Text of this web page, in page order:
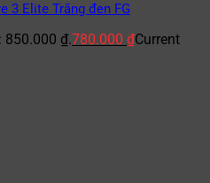
3 Elite Trắng đen FG
850.000 ₫.780.000 ₫Current